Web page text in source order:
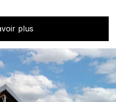
plus